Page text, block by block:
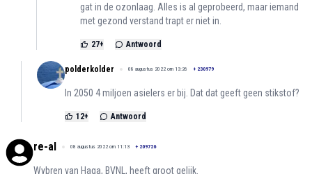
gat in de ozonlaag. Alles is al geprobeerd, maar iemand
met gezond verstand trapt er niet in.
27+ Antwoord
polderkolder 08 augustus 2022 om 13:26 + 230979
In 2050 4 miljoen asielers er bij. Dat dat geeft geen stikstof?
12+ Antwoord
re-al 08 augustus 2022 om 11:13 + 209726
Wybren van Haga, BVNL, heeft groot gelijk.